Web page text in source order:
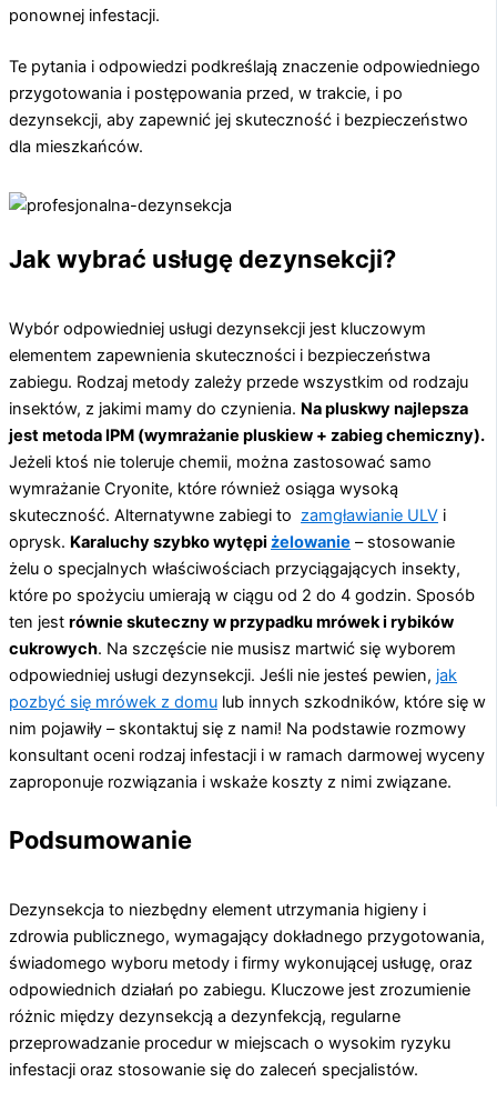
ponownej infestacji.
Te pytania i odpowiedzi podkreślają znaczenie odpowiedniego
przygotowania i postępowania przed, w trakcie, i po
dezynsekcji, aby zapewnić jej skuteczność i bezpieczeństwo
dla mieszkańców.
Jak wybrać usługę dezynsekcji?
Wybór odpowiedniej usługi dezynsekcji jest kluczowym
elementem zapewnienia skuteczności i bezpieczeństwa
zabiegu. Rodzaj metody zależy przede wszystkim od rodzaju
insektów, z jakimi mamy do czynienia. Na pluskwy najlepsza
jest metoda IPM (wymrażanie pluskiew + zabieg chemiczny).
Jeżeli ktoś nie toleruje chemii, można zastosować samo
wymrażanie Cryonite, które również osiąga wysoką
skuteczność. Alternatywne zabiegi to zamgławianie ULV i
oprysk. Karaluchy szybko wytępi żelowanie – stosowanie
żelu o specjalnych właściwościach przyciągających insekty,
które po spożyciu umierają w ciągu od 2 do 4 godzin. Sposób
ten jest równie skuteczny w przypadku mrówek i rybików
cukrowych. Na szczęście nie musisz martwić się wyborem
odpowiedniej usługi dezynsekcji. Jeśli nie jesteś pewien, jak
pozbyć się mrówek z domu lub innych szkodników, które się w
nim pojawiły – skontaktuj się z nami! Na podstawie rozmowy
konsultant oceni rodzaj infestacji i w ramach darmowej wyceny
zaproponuje rozwiązania i wskaże koszty z nimi związane.
Podsumowanie
Dezynsekcja to niezbędny element utrzymania higieny i
zdrowia publicznego, wymagający dokładnego przygotowania,
świadomego wyboru metody i firmy wykonującej usługę, oraz
odpowiednich działań po zabiegu. Kluczowe jest zrozumienie
różnic między dezynsekcją a dezynfekcją, regularne
przeprowadzanie procedur w miejscach o wysokim ryzyku
infestacji oraz stosowanie się do zaleceń specjalistów.